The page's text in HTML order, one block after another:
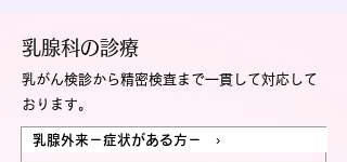
乳腺科の診療
乳がん検診から精密検査まで一貫して対応して
おります。
乳腺外来－症状がある方－ ›